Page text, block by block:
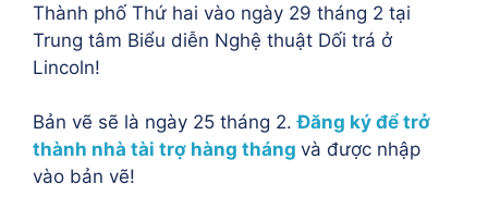
Thành phố Thứ hai vào ngày 29 tháng 2 tại
Trung tâm Biểu diễn Nghệ thuật Dối trá ở
Lincoln!
Bản vẽ sẽ là ngày 25 tháng 2.Đăng ký để trở
thành nhà tài trợ hàng tháng và được nhập
vào bản vẽ!